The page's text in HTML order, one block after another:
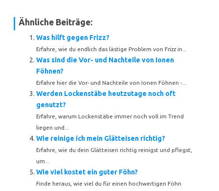
Ähnliche Beiträge:
Was hilft gegen Frizz?
Erfahre, wie du endlich das lästige Problem von Frizz in...
Was sind die Vor- und Nachteile von Ionen
Föhnen?
Erfahre hier die Vor- und Nachteile von Ionen Föhnen -...
Werden Lockenstäbe heutzutage noch oft
genutzt?
Erfahre, warum Lockenstäbe immer noch voll im Trend
liegen und...
Wie reinige ich mein Glätteisen richtig?
Erfahre, wie du dein Glätteisen richtig reinigst und pflegst,
um...
Wie viel kostet ein guter Föhn?
Finde heraus, wie viel du für einen hochwertigen Föhn